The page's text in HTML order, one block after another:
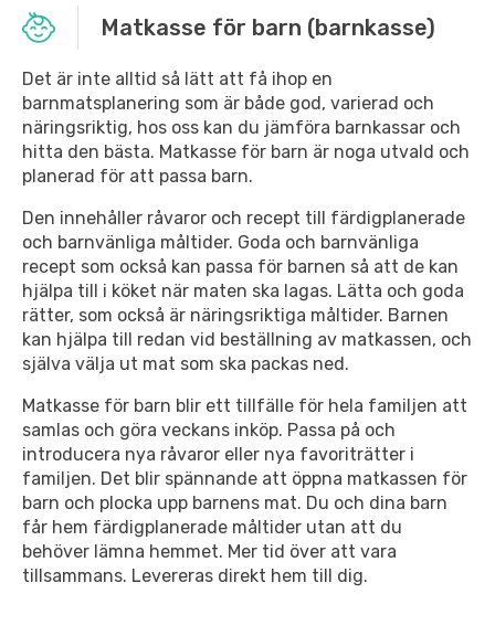
Matkasse för barn (barnkasse)
Det är inte alltid så lätt att få ihop en
barnmatsplanering som är både god, varierad och
näringsriktig, hos oss kan du jämföra barnkassar och
hitta den bästa. Matkasse för barn är noga utvald och
planerad för att passa barn.
Den innehåller råvaror och recept till färdigplanerade
och barnvänliga måltider. Goda och barnvänliga
recept som också kan passa för barnen så att de kan
hjälpa till i köket när maten ska lagas. Lätta och goda
rätter, som också är näringsriktiga måltider. Barnen
kan hjälpa till redan vid beställning av matkassen, och
själva välja ut mat som ska packas ned.
Matkasse för barn blir ett tillfälle för hela familjen att
samlas och göra veckans inköp. Passa på och
introducera nya råvaror eller nya favoriträtter i
familjen. Det blir spännande att öppna matkassen för
barn och plocka upp barnens mat. Du och dina barn
får hem färdigplanerade måltider utan att du
behöver lämna hemmet. Mer tid över att vara
tillsammans. Levereras direkt hem till dig.